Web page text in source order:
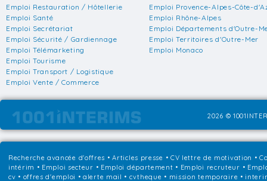
Emploi Restauration / Hôtellerie
Emploi Santé
Emploi Secrétariat
Emploi Sécurité / Gardiennage
Emploi Télémarketing
Emploi Tourisme
Emploi Transport / Logistique
Emploi Vente / Commerce
Emploi Provence-Alpes-Côte-
Emploi Rhône-Alpes
Emploi Départements d'Outre-
Emploi Territoires d'Outre-Mer
Emploi Monaco
2026 ©
Recherche avancée d'offres •Articles presse • CV lettre de motivation •
intérim • Emploi secteur • Emploi département • Emploi recruteur •
cv • offres d'emploi • alerte mail • cvtheque • mission temporaire •